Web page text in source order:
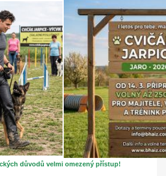
důvodů velmi omezený přístup!